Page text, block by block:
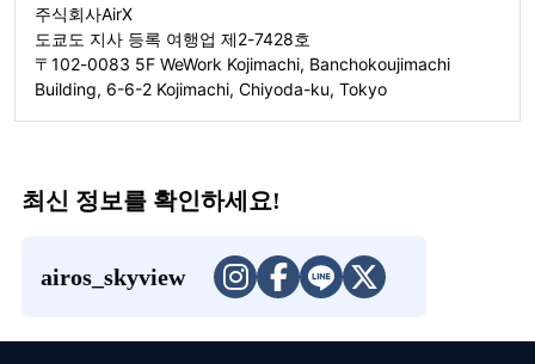
주식회사AirX
도쿄도 지사 등록 여행업 제2-7428호
〒102-0083 5F WeWork Kojimachi, Banchokoujimachi
Building, 6-6-2 Kojimachi, Chiyoda-ku, Tokyo
최신 정보를 확인하세요!
airos_skyview